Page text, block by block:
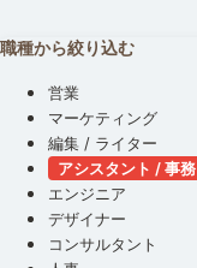
職種から絞り込む
営業
マーケティング
編集 / ライター
アシスタント / 事務
エンジニア
デザイナー
コンサルタント